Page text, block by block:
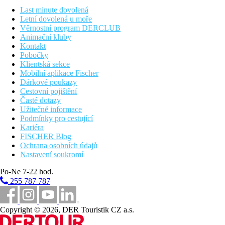
Cena nezahrnuje
- pojištění
- vstupy (řeší se na místě dle preferencí klienta, platí se kartou)
- jízdné MHD
Poznámka
FAKULTATIVNÍ PŘÍPLATKY:
MINIMÁLNÍ POČET ÚČASTNÍKŮ:
ZMĚNA PROGRAMU VYHRAZENA
Fotogalerie
Last minute dovolená
Letní dovolená u moře
Věrnostní program DERCLUB
Animační kluby
Kontakt
Pobočky
Klientská sekce
Mobilní aplikace Fischer
Dárkové poukazy
Cestovní pojištění
Časté dotazy
Užitečné informace
Podmínky pro cestující
Kariéra
FISCHER Blog
Ochrana osobních údajů
Nastavení soukromí
Po-Ne 7-22 hod.
255 787 787
Copyright © 2026, DER Touristik CZ a.s.